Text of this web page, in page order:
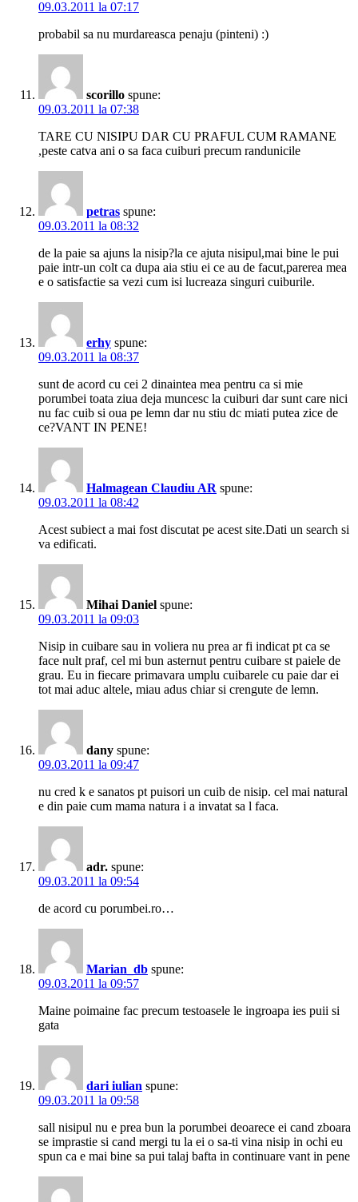
09.03.2011 la 07:17
probabil sa nu murdareasca penaju (pinteni) :)
scorillo spune:
09.03.2011 la 07:38
TARE CU NISIPU DAR CU PRAFUL CUM RAMANE
,peste catva ani o sa faca cuiburi precum randunicile
petras spune:
09.03.2011 la 08:32
de la paie sa ajuns la nisip?la ce ajuta nisipul,mai bine le pui
paie intr-un colt ca dupa aia stiu ei ce au de facut,parerea mea
e o satisfactie sa vezi cum isi lucreaza singuri cuiburile.
erhy spune:
09.03.2011 la 08:37
sunt de acord cu cei 2 dinaintea mea pentru ca si mie
porumbei toata ziua deja muncesc la cuiburi dar sunt care nici
nu fac cuib si oua pe lemn dar nu stiu dc miati putea zice de
ce?VANT IN PENE!
Halmagean Claudiu AR spune:
09.03.2011 la 08:42
Acest subiect a mai fost discutat pe acest site.Dati un search si
va edificati.
Mihai Daniel spune:
09.03.2011 la 09:03
Nisip in cuibare sau in voliera nu prea ar fi indicat pt ca se
face nult praf, cel mi bun asternut pentru cuibare st paiele de
grau. Eu in fiecare primavara umplu cuibarele cu paie dar ei
tot mai aduc altele, miau adus chiar si crengute de lemn.
dany spune:
09.03.2011 la 09:47
nu cred k e sanatos pt puisori un cuib de nisip. cel mai natural
e din paie cum mama natura i a invatat sa l faca.
adr. spune:
09.03.2011 la 09:54
de acord cu porumbei.ro…
Marian_db spune:
09.03.2011 la 09:57
Maine poimaine fac precum testoasele le ingroapa ies puii si
gata
dari iulian spune:
09.03.2011 la 09:58
sall nisipul nu e prea bun la porumbei deoarece ei cand zboara
se imprastie si cand mergi tu la ei o sa-ti vina nisip in ochi eu
spun ca e mai bine sa pui talaj bafta in continuare vant in pene